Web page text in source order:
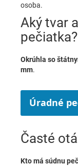
osoba.
Aký tvar
pečiatka?
Okrúhla so
mm.
Úradné
Časté
Kto má súdnu